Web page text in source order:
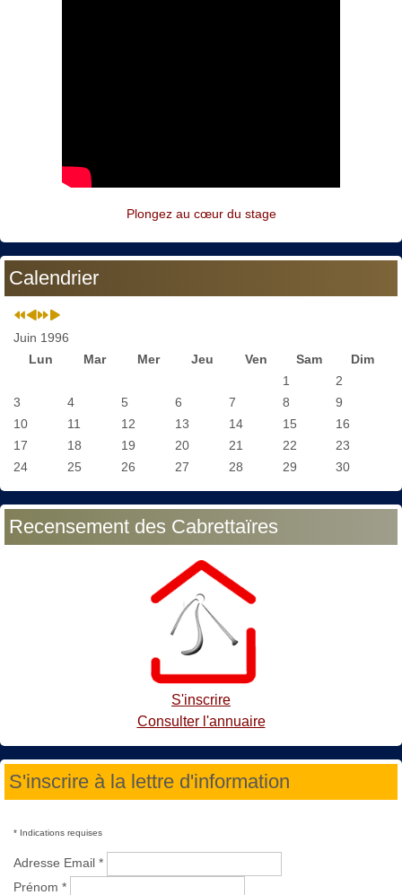
Plongez au cœur du stage
Calendrier
Juin 1996
Lun
Mar Mer Jeu Ven Sam
Dim
1
2
3
4 5 6 7 8
9
10
11 12 13 14 15
16
17
18 19 20 21 22
23
24
25 26 27 28 29 30
Recensement des Cabrettaïres
S'inscrire
Consulter l'annuaire
S'inscrire à la lettre d'information
* Indications requises
Adresse Email *
Prénom *